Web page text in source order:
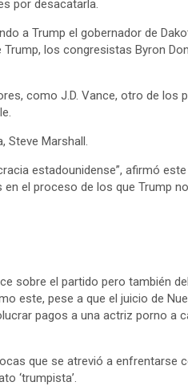
por desacatarla.
a Trump el gobernador de
los congresistas Byron
como J.D. Vance, otro de los
Steve Marshall.
estadounidense”, afirmó
el proceso de los que Trump
sobre el partido pero también
este, pese a que el juicio de
pagos a una actriz porno a
que se atrevió a enfrentarse
‘trumpista’.